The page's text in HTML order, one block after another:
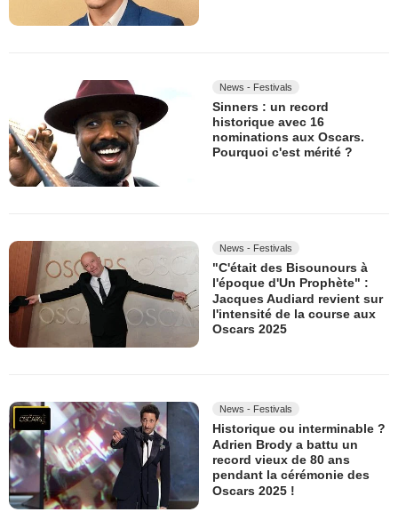
News - Festivals
Sinners : un record
historique avec 16
nominations aux Oscars.
Pourquoi c'est mérité ?
News - Festivals
"C'était des Bisounours à
l'époque d'Un Prophète" :
Jacques Audiard revient sur
l'intensité de la course aux
Oscars 2025
News - Festivals
Historique ou interminable ?
Adrien Brody a battu un
record vieux de 80 ans
pendant la cérémonie des
Oscars 2025 !